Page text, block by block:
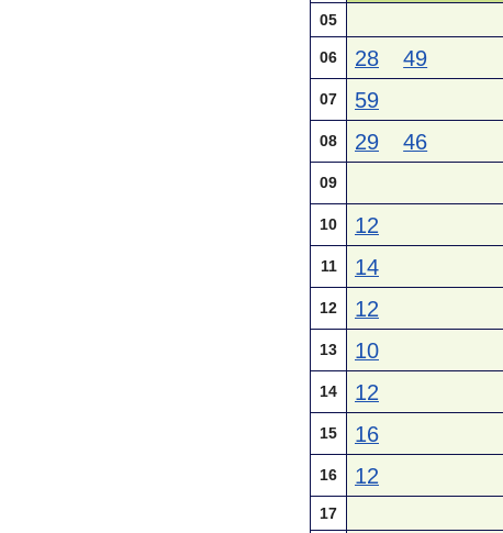
05
06 28 49
07 59
08 29 46
09
10 12
11 14
12 12
13 10
14 12
15 16
16 12
17